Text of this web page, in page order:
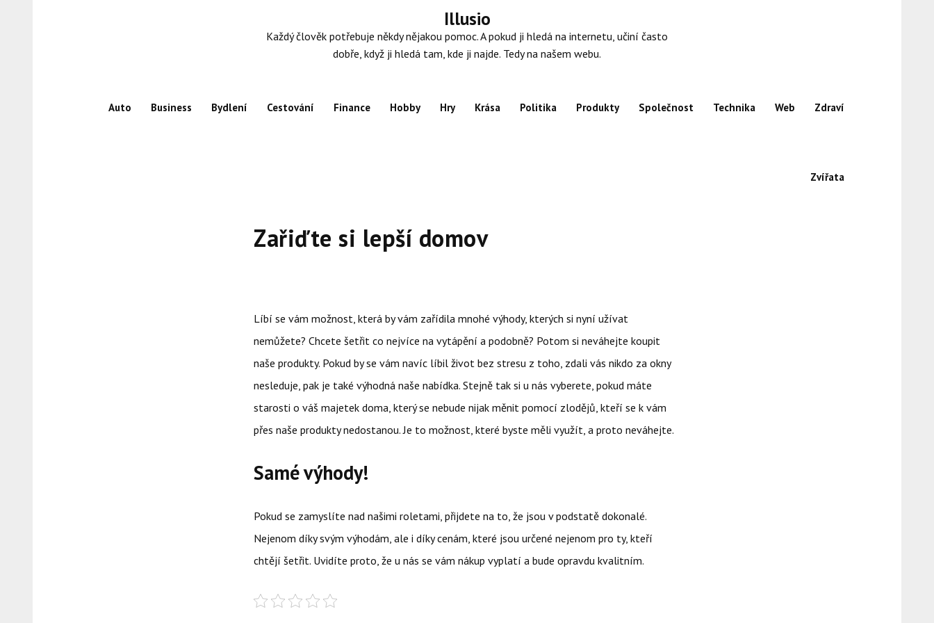
Illusio
Každý člověk potřebuje někdy nějakou pomoc. A pokud ji hledá na internetu, učiní často
dobře, když ji hledá tam, kde ji najde. Tedy na našem webu.
Auto Business Bydlení Cestování Finance Hobby Hry Krása Politika Produkty Společnost Technika Web Zdraví
Zvířata
Zařiďte si lepší domov
Líbí se vám možnost, která by vám zařídila mnohé výhody, kterých si nyní užívat
nemůžete? Chcete šetřit co nejvíce na vytápění a podobně? Potom si neváhejte koupit
naše produkty. Pokud by se vám navíc líbil život bez stresu z toho, zdali vás nikdo za okny
nesleduje, pak je také výhodná naše nabídka. Stejně tak si u nás vyberete, pokud máte
starosti o váš majetek doma, který se nebude nijak měnit pomocí zlodějů, kteří se k vám
přes naše produkty nedostanou. Je to možnost, které byste měli využít, a proto neváhejte.
Samé výhody!
Pokud se zamyslíte nad našimiroletami, přijdete na to, že jsou v podstatě dokonalé.
Nejenom díky svým výhodám, ale i díky cenám, které jsou určené nejenom pro ty, kteří
chtějí šetřit. Uvidíte proto, že u nás se vám nákup vyplatí a bude opravdu kvalitním.